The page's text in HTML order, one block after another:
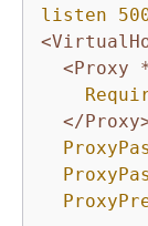
listen
<Proxy
</